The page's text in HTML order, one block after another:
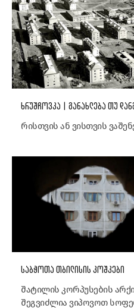
ᲮᲠᲣᲨᲩᲝᲕᲙᲐ | ᲒᲐᲜᲐᲮᲚᲔᲑᲐ ᲗᲣ
რისთვის ან ვისთვის
ᲡᲐᲑᲭᲝᲗᲐ ᲗᲑᲘᲚᲘᲡᲘᲡ ᲙᲝᲨᲙᲔᲑᲘ
შატილის კორპუსების
შეგვიძლია ვიპოვოთ